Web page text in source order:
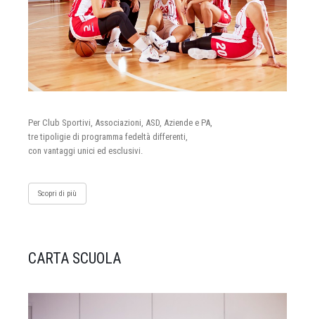
Per Club Sportivi, Associazioni, ASD, Aziende e PA,
tre tipoligie di programma fedeltà differenti,
con vantaggi unici ed esclusivi.
Scopri di più
CARTA SCUOLA